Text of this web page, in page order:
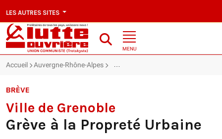
LES AUTRES SITES
MENU
Accueil Auvergne-Rhône-Alpes Ville de Grenoble : Grève à la
BRÈVE
Ville de Grenoble
Grève à la Propreté Urbaine